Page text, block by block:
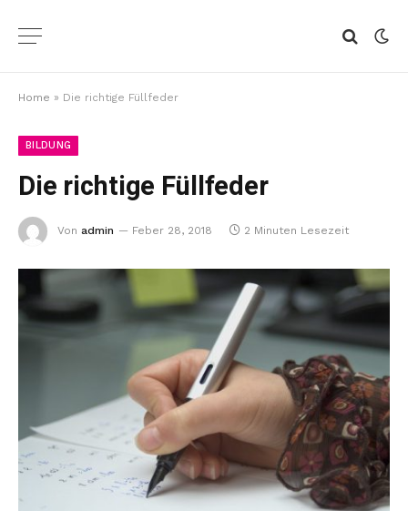
Home » Die richtige Füllfeder
BILDUNG
Die richtige Füllfeder
Von admin Feber 28, 2018 2 Minuten Lesezeit